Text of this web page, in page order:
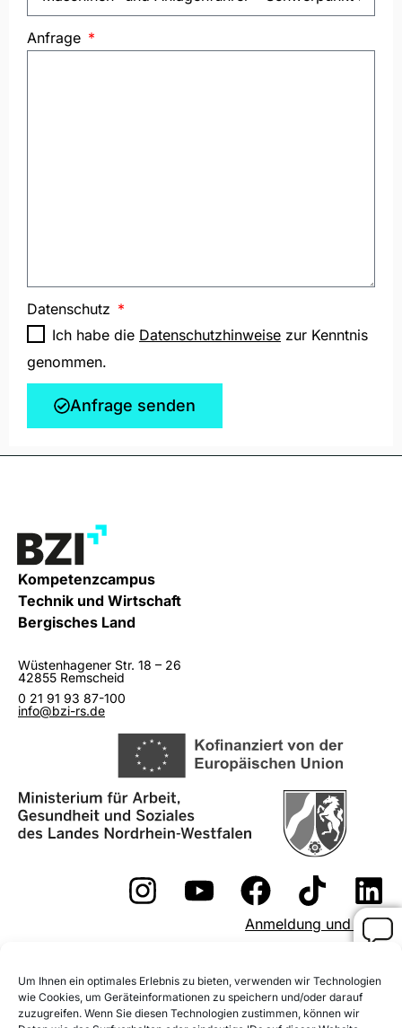
Um Ihnen ein optimales Erlebnis zu bieten, verwenden wir Technologien
wie Cookies, um Geräteinformationen zu speichern und/oder darauf
zuzugreifen. Wenn Sie diesen Technologien zustimmen, können wir
Anfrage
Datenschutz
Ich habe die Datenschutzhinweise zur Kenntnis
genommen.
Anfrage senden
Kompetenzcampus
Technik und Wirtschaft
Bergisches Land
Wüstenhagener Str. 18 – 26
42855 Remscheid
0 21 91 93 87-100
info@bzi-rs.de
Anmeldung und AGB
Fördermöglichkeiten